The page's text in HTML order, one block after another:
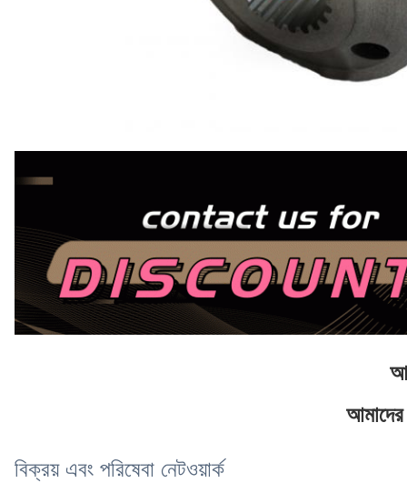
আমাদের
বিক্রয় এবং পরিষেবা নেটওয়ার্ক